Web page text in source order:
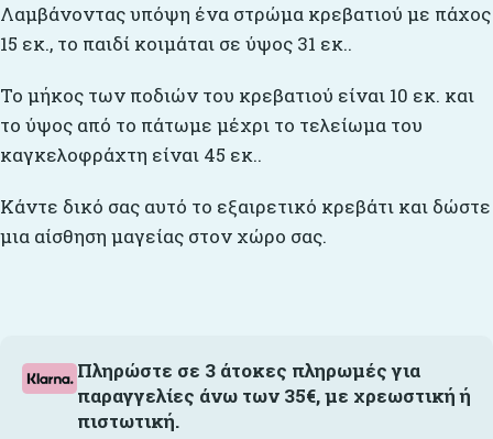
Λαμβάνοντας υπόψη ένα στρώμα κρεβατιού με πάχος
15 εκ., το παιδί κοιμάται σε ύψος 31 εκ..
Το μήκος των ποδιών του κρεβατιού είναι 10 εκ. και
το ύψος από το πάτωμε μέχρι το τελείωμα του
καγκελοφράχτη είναι 45 εκ..
Κάντε δικό σας αυτό το εξαιρετικό κρεβάτι και δώστε
μια αίσθηση μαγείας στον χώρο σας.
Πληρώστε σε 3 άτοκες πληρωμές για
παραγγελίες άνω των 35€, με χρεωστική ή
πιστωτική.